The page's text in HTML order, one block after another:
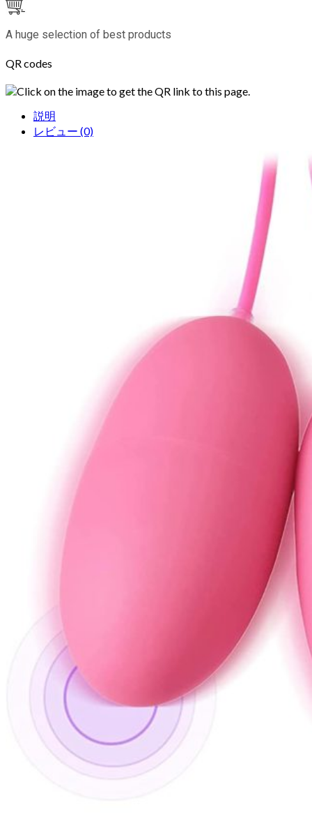
A huge selection of best products
QR codes
Click on the image to get the QR link to this page.
説明
レビュー (0)